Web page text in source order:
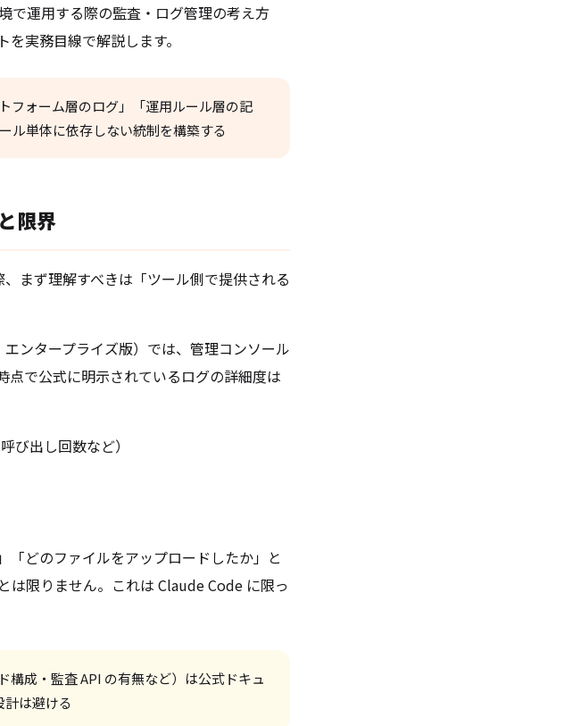
で運用する際の監査・ログ管理の考え方
実務目線で解説します。
フォーム層のログ」「運用ルール層の記
ル単体に依存しない統制を構築する
限界
まず理解すべきは「ツール側で提供される
ンタープライズ版）では、管理コンソール
点で公式に明示されているログの詳細度は
び出し回数など）
どのファイルをアップロードしたか」と
は限りません。これは Claude Code に限っ
構成・監査 API の有無など）は公式ドキュ
は避ける